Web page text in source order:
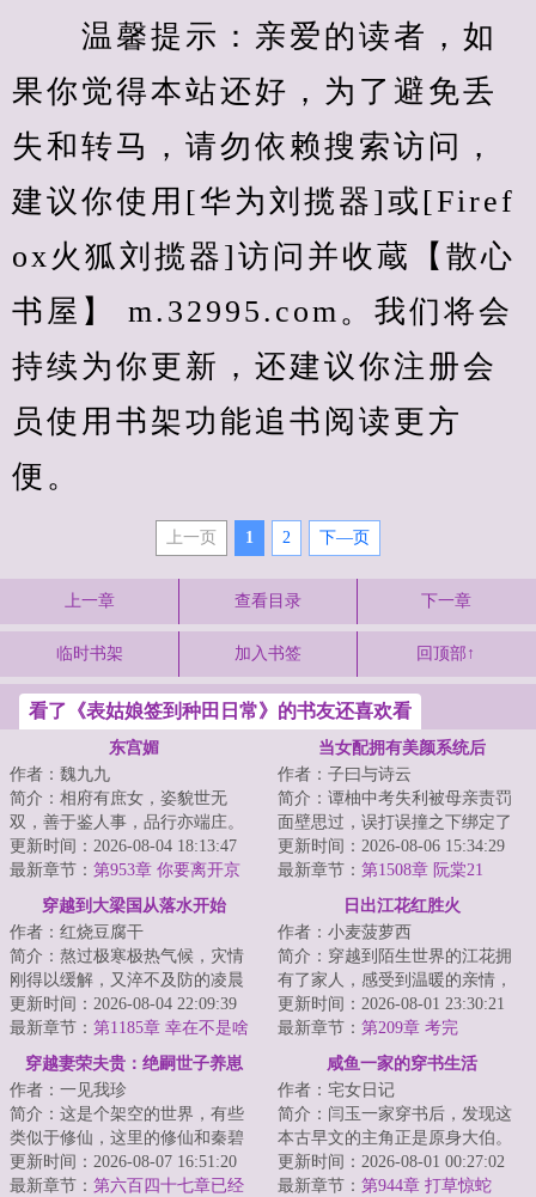
温馨提示：亲爱的读者，如
果你觉得本站还好，为了避免丢
失和转马，请勿依赖搜索访问，
建议你使用[华为刘揽器]或[Firef
ox火狐刘揽器]访问并收蔵【散心
书屋】 m.32995.com。我们将会
持续为你更新，还建议你注册会
员使用书架功能追书阅读更方
便。
上一页 1 2 下—页
上一章 查看目录 下一章
临时书架 加入书签 回顶部↑
看了《表姑娘签到种田日常》的书友还喜欢看
东宫媚
作者：魏九九
简介：相府有庶女，姿貌世无
双，善于鉴人事，品行亦端庄。
美中不足的是，姻缘太波折。第
一次议婚，被太后...
更新时间：2026-08-04 18:13:47
最新章节： 第953章 你要离开京
当女配拥有美颜系统后
作者：子曰与诗云
简介：谭柚中考失利被母亲责罚
面壁思过，误打误撞之下绑定了
初出茅庐的美颜系统。谭柚本以
为系统是天降救...
更新时间：2026-08-06 15:34:29
最新章节： 第1508章 阮棠21
穿越到大梁国从落水开始
作者：红烧豆腐干
简介：熬过极寒极热气候，灾情
刚得以缓解，又淬不及防的凌晨
地震，天还没亮来一场大洪水，
周半夏和顾文轩...
更新时间：2026-08-04 22:09:39
最新章节： 第1185章 幸在不是啥
急事
日出江花红胜火
作者：小麦菠萝西
简介：穿越到陌生世界的江花拥
有了家人，感受到温暖的亲情，
全家人一起努力过上了富裕幸福
快乐的日子。...
更新时间：2026-08-01 23:30:21
最新章节： 第209章 考完
穿越妻荣夫贵：绝嗣世子养崽
作者：一见我珍
简介：这是个架空的世界，有些
类似于修仙，这里的修仙和秦碧
已知的完全不一样，这个世界以
福气、气运为主...
更新时间：2026-08-07 16:51:20
最新章节： 第六百四十七章已经
咸鱼一家的穿书生活
作者：宅女日记
简介：闫玉一家穿书后，发现这
本古早文的主角正是原身大伯。
他们是扒着大伯喝血，早早被分
家，在全文末尾...
更新时间：2026-08-01 00:27:02
最新章节： 第944章 打草惊蛇